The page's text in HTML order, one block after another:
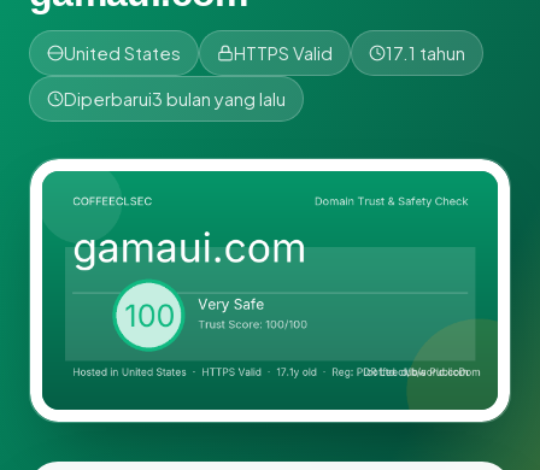
United States HTTPS Valid 17.1 tahun
Diperbarui3 bulan yang lalu